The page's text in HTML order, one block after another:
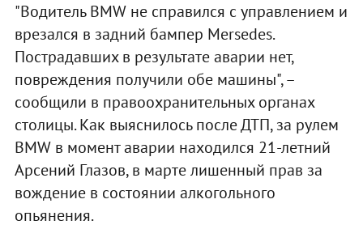
"Водитель BMW не справился с управлением и
врезался в задний бампер Mersedes.
Пострадавших в результате аварии нет,
повреждения получили обе машины", –
сообщили в правоохранительных органах
столицы. Как выяснилось после ДТП, за рулем
BMW в момент аварии находился 21-летний
Арсений Глазов, в марте лишенный прав за
вождение в состоянии алкогольного
опьянения.